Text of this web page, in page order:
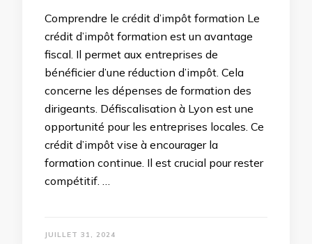
Comprendre le crédit d’impôt formation Le
crédit d’impôt formation est un avantage
fiscal. Il permet aux entreprises de
bénéficier d’une réduction d’impôt. Cela
concerne les dépenses de formation des
dirigeants. Défiscalisation à Lyon est une
opportunité pour les entreprises locales. Ce
crédit d’impôt vise à encourager la
formation continue. Il est crucial pour rester
compétitif. …
JUILLET 31, 2024